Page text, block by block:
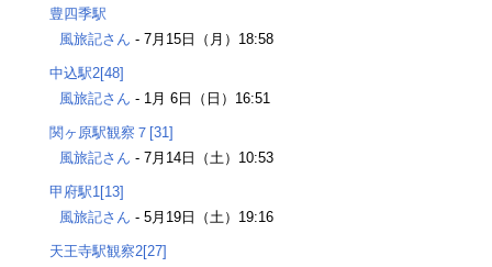
豊四季駅
風旅記さん - 7月15日（月）18:58
中込駅2[48]
風旅記さん - 1月 6日（日）16:51
関ヶ原駅観察７[31]
風旅記さん - 7月14日（土）10:53
甲府駅1[13]
風旅記さん - 5月19日（土）19:16
天王寺駅観察2[27]